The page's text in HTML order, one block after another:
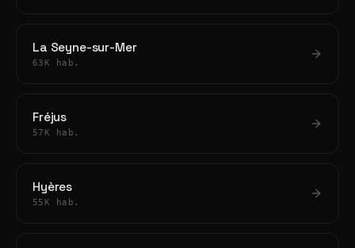
La Seyne-sur-Mer
63K hab.
Fréjus
57K hab.
Hyères
55K hab.